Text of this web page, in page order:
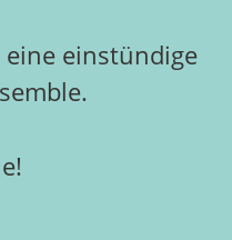
eine einstündige